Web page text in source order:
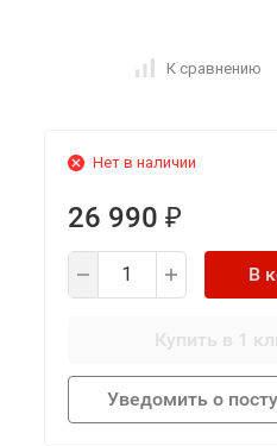
К сравнению
Нет в наличии
26 990 ₽
В
Купить в 1
Уведомить о